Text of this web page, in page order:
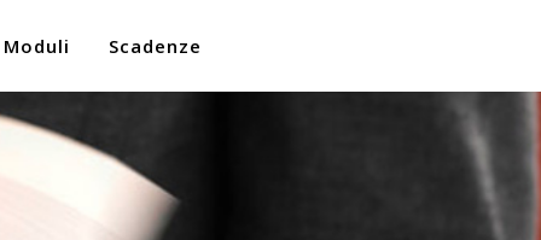
Moduli Scadenze